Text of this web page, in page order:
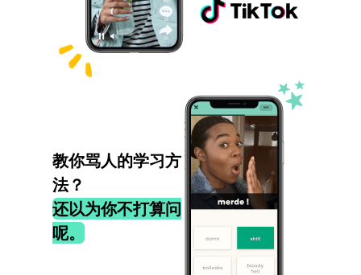
教你骂人的学习方
法？
还以为你不打算问
呢。